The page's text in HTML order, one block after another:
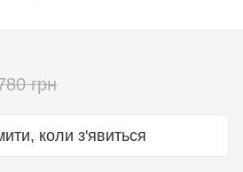
грн
коли з'явиться